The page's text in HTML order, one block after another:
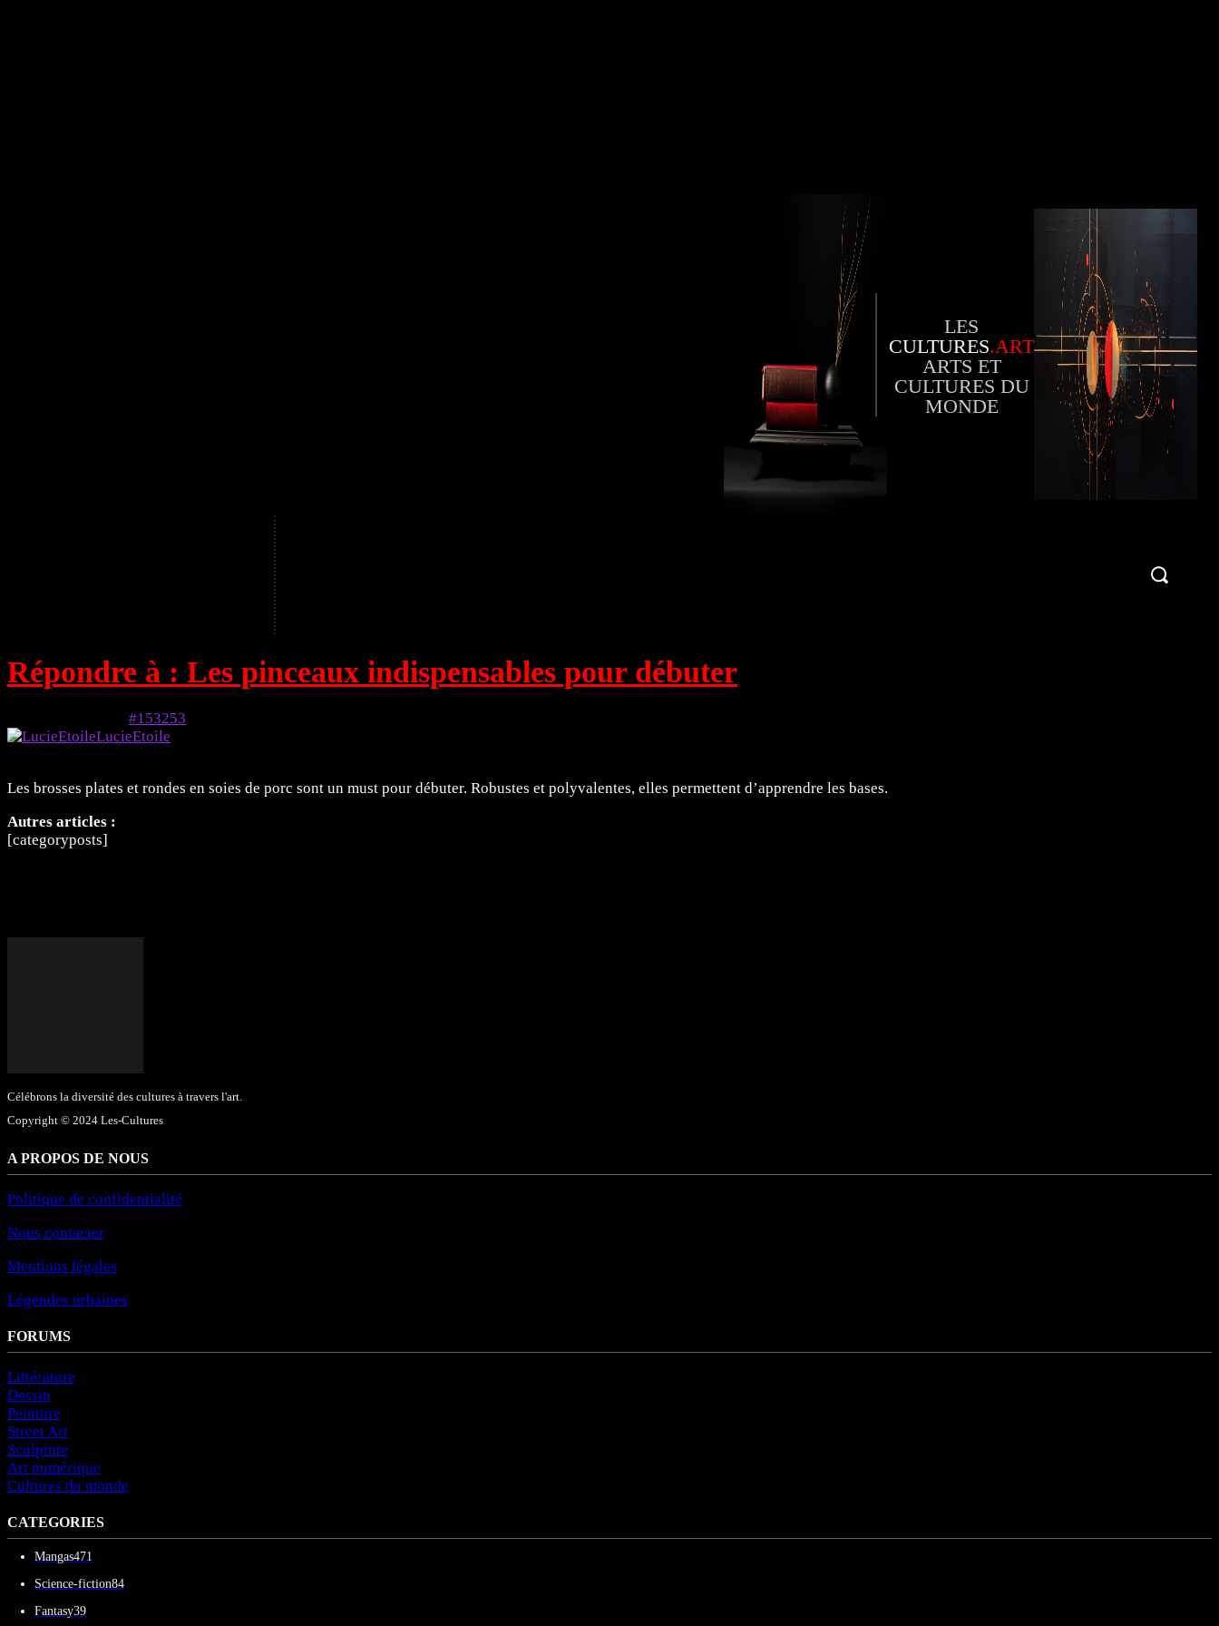
LES
CULTURES.ART
ARTS ET
CULTURES DU
MONDE
Répondre à : Les pinceaux indispensables pour débuter
#153253
LucieEtoile
Les brosses plates et rondes en soies de porc sont un must pour débuter. Robustes et polyvalentes, elles permettent d’apprendre les bases.
Autres articles :
[categoryposts]
Célébrons la diversité des cultures à travers l'art.
Copyright © 2024 Les-Cultures
A PROPOS DE NOUS
Politique de confidentialité
Nous contacter
Mentions légales
Légendes urbaines
FORUMS
Littérature
Dessin
Peinture
Street Art
Sculpture
Art numérique
Cultures du monde
CATEGORIES
Mangas471
Science-fiction84
Fantasy39